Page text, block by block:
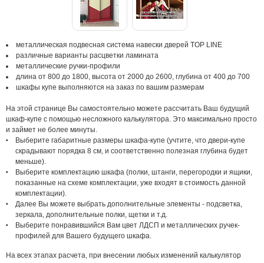
металлическая подвесная система навески дверей TOP LINE
различные варианты расцветки ламината
металлические ручки-профили
длина от 800 до 1800, высота от 2000 до 2600, глубина от 400 до 700
шкафы купе выполняются на заказ по вашим размерам
На этой странице Вы самостоятельно можете рассчитать Ваш будущий
шкаф-купе с помощью несложного калькулятора. Это максимально просто
и займет не более минуты.
Выберите габаритные размеры шкафа-купе (учтите, что двери-купе
скрадывают порядка 8 см, и соответственно полезная глубина будет
меньше).
Выберите комплектацию шкафа (полки, штанги, перегородки и ящики,
показанные на схеме комплектации, уже входят в стоимость данной
комплектации).
Далее Вы можете выбрать дополнительные элементы - подсветка,
зеркала, дополнительные полки, щетки и т.д.
Выберите понравившийся Вам цвет ЛДСП и металлических ручек-
профилей для Вашего будущего шкафа.
На всех этапах расчета, при внесении любых изменений калькулятор